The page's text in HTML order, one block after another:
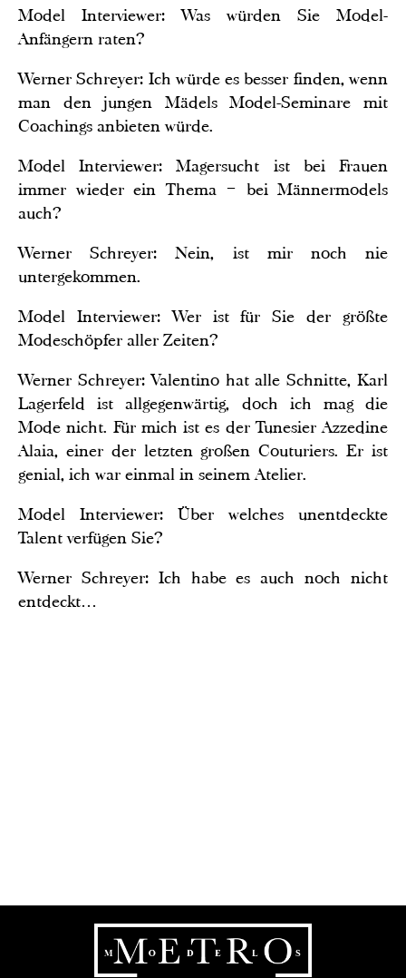
Model Interviewer: Was würden Sie Model-
Anfängern raten?
Werner Schreyer: Ich würde es besser finden, wenn
man den jungen Mädels Model-Seminare mit
Coachings anbieten würde.
Model Interviewer: Magersucht ist bei Frauen
immer wieder ein Thema – bei Männermodels
auch?
Werner Schreyer: Nein, ist mir noch nie
untergekommen.
Model Interviewer: Wer ist für Sie der größte
Modeschöpfer aller Zeiten?
Werner Schreyer: Valentino hat alle Schnitte, Karl
Lagerfeld ist allgegenwärtig, doch ich mag die
Mode nicht. Für mich ist es der Tunesier Azzedine
Alaia, einer der letzten großen Couturiers. Er ist
genial, ich war einmal in seinem Atelier.
Model Interviewer: Über welches unentdeckte
Talent verfügen Sie?
Werner Schreyer: Ich habe es auch noch nicht
entdeckt…